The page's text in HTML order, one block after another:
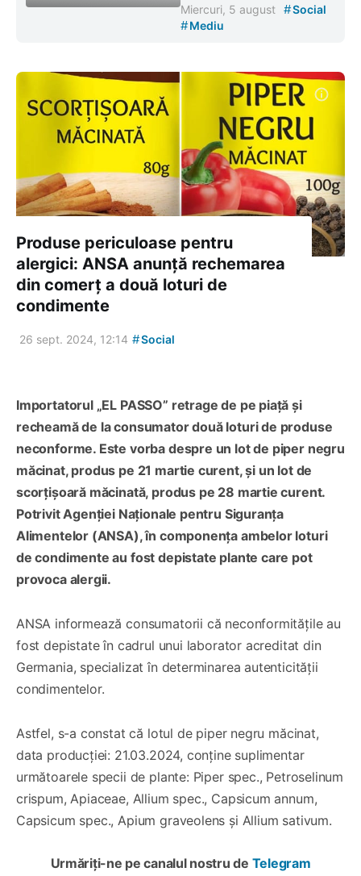
Miercuri, 5 august #Social
#Mediu
Produse periculoase pentru
alergici: ANSA anunță rechemarea
din comerț a două loturi de
condimente
26 sept. 2024, 12:14 #Social
Importatorul „EL PASSO” retrage de pe piață și
recheamă de la consumator două loturi de produse
neconforme. Este vorba despre un lot de piper negru
măcinat, produs pe 21 martie curent, și un lot de
scorțișoară măcinată, produs pe 28 martie curent.
Potrivit Agenției Naționale pentru Siguranța
Alimentelor (ANSA), în componența ambelor loturi
de condimente au fost depistate plante care pot
provoca alergii.
ANSA informează consumatorii că neconformitățile au
fost depistate în cadrul unui laborator acreditat din
Germania, specializat în determinarea autenticității
condimentelor.
Astfel, s-a constat că lotul de piper negru măcinat,
data producției: 21.03.2024, conține suplimentar
următoarele specii de plante: Piper spec., Petroselinum
crispum, Apiaceae, Allium spec., Capsicum annum,
Capsicum spec., Apium graveolens și Allium sativum.
Urmăriți-ne pe canalul nostru de Telegram